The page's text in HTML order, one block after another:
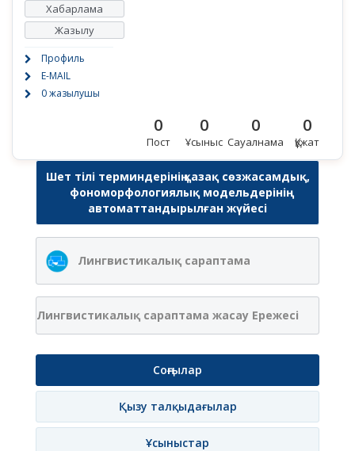
Хабарлама
Жазылу
Профиль
E-MAIL
0 жазылушы
0
Пост
0
Ұсыныс
0
Сауалнама
0
Құжат
Шет тілі терминдерінің қазақ сөзжасамдық,
фономорфологиялық модельдерінің
автоматтандырылған жүйесі
Лингвистикалық сараптама
Лингвистикалық сараптама жасау Ережесі
Соңғылар
Қызу талқыдағылар
Ұсыныстар